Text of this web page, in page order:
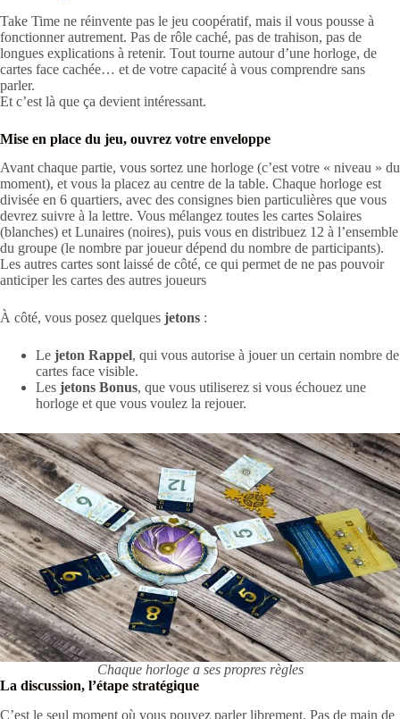
Take Time ne réinvente pas le jeu coopératif, mais il vous pousse à
fonctionner autrement. Pas de rôle caché, pas de trahison, pas de
longues explications à retenir. Tout tourne autour d’une horloge, de
cartes face cachée… et de votre capacité à vous comprendre sans
parler.
Et c’est là que ça devient intéressant.
Mise en place du jeu, ouvrez votre enveloppe
Avant chaque partie, vous sortez une horloge (c’est votre « niveau » du
moment), et vous la placez au centre de la table. Chaque horloge est
divisée en 6 quartiers, avec des consignes bien particulières que vous
devrez suivre à la lettre. Vous mélangez toutes les cartes Solaires
(blanches) et Lunaires (noires), puis vous en distribuez 12 à l’ensemble
du groupe (le nombre par joueur dépend du nombre de participants).
Les autres cartes sont laissé de côté, ce qui permet de ne pas pouvoir
anticiper les cartes des autres joueurs
À côté, vous posez quelques jetons :
Le jeton Rappel, qui vous autorise à jouer un certain nombre de
cartes face visible.
Les jetons Bonus, que vous utiliserez si vous échouez une
horloge et que vous voulez la rejouer.
Chaque horloge a ses propres règles
La discussion, l’étape stratégique
C’est le seul moment où vous pouvez parler librement. Pas de main de